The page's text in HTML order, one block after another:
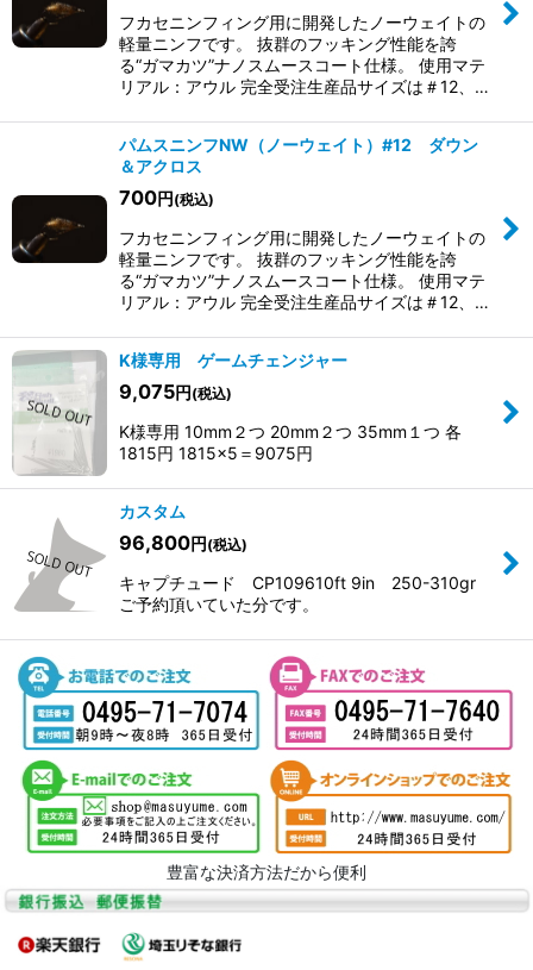
フカセニンフィング用に開発したノーウェイトの
軽量ニンフです。 抜群のフッキング性能を誇
る“ガマカツ”ナノスムースコート仕様。 使用マテ
リアル：アウル 完全受注生産品 ​サイズは＃12、…
パムスニンフNW（ノーウェイト）#12 ダウン
＆アクロス
700円 (税込)
フカセニンフィング用に開発したノーウェイトの
軽量ニンフです。 抜群のフッキング性能を誇
る“ガマカツ”ナノスムースコート仕様。 使用マテ
リアル：アウル 完全受注生産品 ​サイズは＃12、…
K様専用 ゲームチェンジャー
9,075円 (税込)
K様専用 10mm２つ 20mm２つ 35mm１つ 各
1815円 1815×5＝9075円
カスタム
96,800円 (税込)
キャプチュード CP109610ft 9in 250-310gr
ご予約頂いていた分です。
豊富な決済方法だから便利